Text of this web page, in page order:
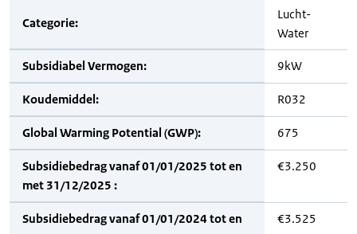
Categorie:
Lucht-
Water
Subsidiabel Vermogen: 9kW
Koudemiddel: R032
Global Warming Potential (GWP): 675
Subsidiebedrag vanaf 01/01/2025 tot en
met 31/12/2025 :
€3.250
Subsidiebedrag vanaf 01/01/2024 tot en
€3.525